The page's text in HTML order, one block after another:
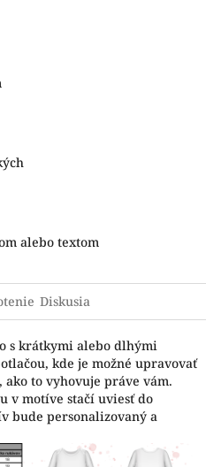
alebo textom
Diskusia
s krátkymi alebo dlhými
kde je možné upravovať
to vyhovuje práve vám.
v motíve stačí uviesť do
bude personalizovaný a